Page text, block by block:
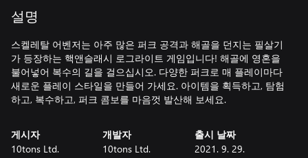
설명
스켈레탈 어벤저는 아주 많은 퍼크 공격과 해골을 던지는 필살기
가 등장하는 핵앤슬래시 로그라이트 게임입니다! 해골에 영혼을
불어넣어 복수의 길을 걸으십시오. 다양한 퍼크로 매 플레이마다
새로운 플레이 스타일을 만들어 가세요. 아이템을 획득하고, 탐험
하고, 복수하고, 퍼크 콤보를 마음껏 발산해 보세요.
게시자
10tons Ltd.
개발자
10tons Ltd.
출시 날짜
2021. 9. 29.